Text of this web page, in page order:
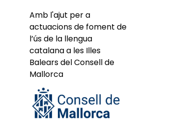
Amb l'ajut per a
actuacions de foment de
l’ús de la llengua
catalana a les Illes
Balears del Consell de
Mallorca